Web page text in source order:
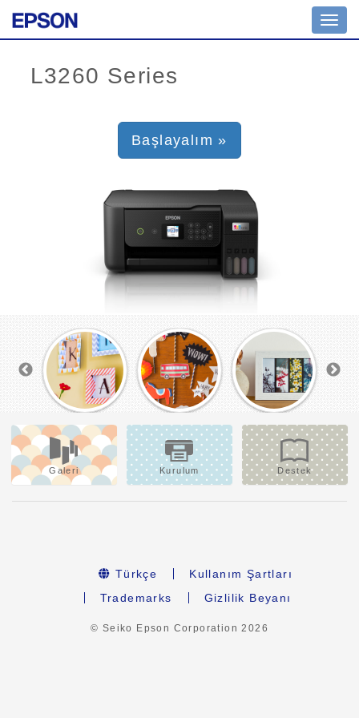
Başlayalım »
Galeri Kurulum Destek
Türkçe
Kullanım Şartları
Trademarks
Gizlilik Beyanı
© Seiko Epson Corporation2026